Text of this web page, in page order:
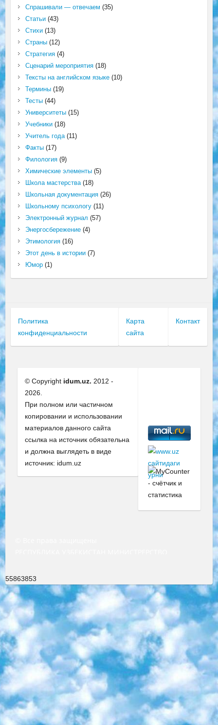
Спрашивали — отвечаем (35)
Статьи(43)
Стихи(13)
Страны(12)
Стратегия(4)
Сценарий мероприятия(18)
Тексты на английском языке(10)
Термины(19)
Тесты(44)
Университеты(15)
Учебники(18)
Учитель года(11)
Факты(17)
Филология(9)
Химические элементы(5)
Школа мастерства(18)
Школьная документация(26)
Школьному психологу(11)
Электронный журнал (57)
Энергосбережение(4)
Этимология(16)
Этот день в истории(7)
Юмор(1)
Политика
конфиденциальности
Карта
сайта
Контакт
© Copyright idum.uz. 2012 -
2026.
При полном или частичном
копировании и использовании
материалов данного сайта
ссылка на источник обязательна
и должна выглядеть в виде
источник: idum.uz
55863853